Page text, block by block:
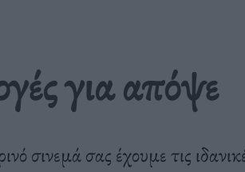
για απόψε
σινεμά σας έχουμε τις